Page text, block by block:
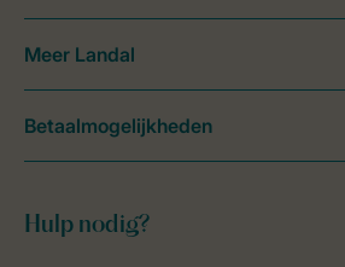
Hulp nodig?
Meer Landal
Betaalmogelijkheden